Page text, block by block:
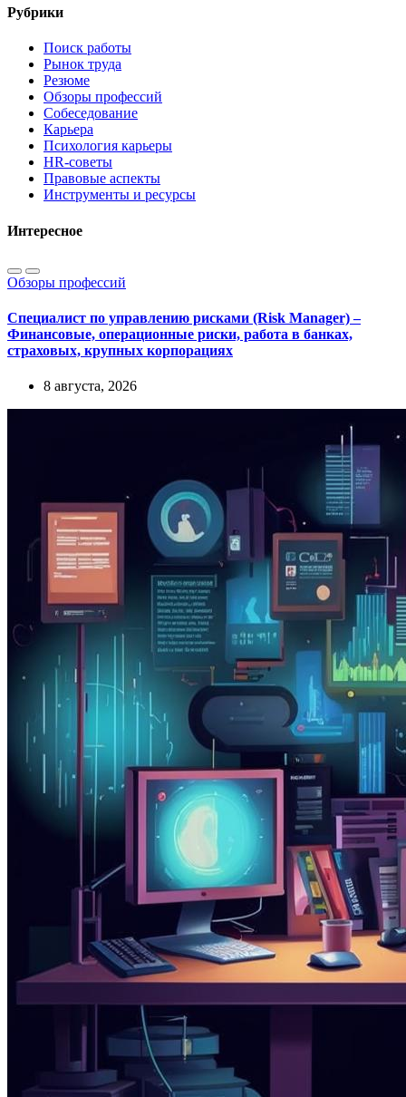
Рубрики
Поиск работы
Рынок труда
Резюме
Обзоры профессий
Собеседование
Карьера
Психология карьеры
HR-советы
Правовые аспекты
Инструменты и ресурсы
Интересное
Обзоры профессий
Специалист по управлению рисками (Risk Manager) –
Финансовые, операционные риски, работа в банках,
страховых, крупных корпорациях
8 августа, 2026